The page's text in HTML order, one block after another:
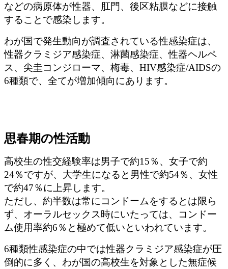
などの病原体が性器、肛門、後区粘膜などに接触
することで感染します。
わが国で発生動向が調査されている性感染症は、
性器クラミジア感染症、淋菌感染症、性器ヘルペ
ス、尖圭コンジローマ、梅毒、HIV感染症/AIDSの
6種類で、全てが増加傾向にあります。
思春期の性活動
高校生の性交経験率は男子で約15％、女子で約
24％ですが、大学生になると男性で約54％、女性
で約47％に上昇します。
ただし、約半数は常にコンドームをするとは限ら
ず、オーラルセックス時にいたっては、コンドー
ム使用率約6％と極めて低いといわれています。
6種類性感染症の中では性器クラミジア感染症が圧
倒的に多く、わが国の高校生を対象とした無症候